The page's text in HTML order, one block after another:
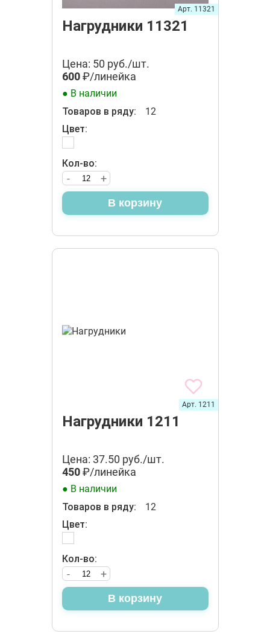
Нагрудники 11321
Арт. 11321
Цена: 50 руб./шт.
600₽/линейка
● В наличии
Товаров в ряду:
12
Цвет:
Кол-во:
+
-
В корзину
Нагрудники 1211
Арт. 1211
Цена: 37.50 руб./шт.
450₽/линейка
● В наличии
Товаров в ряду:
12
Цвет:
Кол-во:
+
-
В корзину